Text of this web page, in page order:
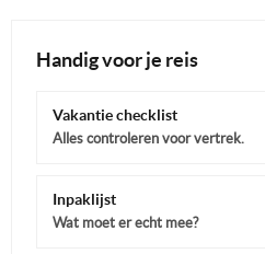
Handig voor je reis
Vakantie checklist
Alles controleren voor vertrek.
Inpaklijst
Wat moet er echt mee?